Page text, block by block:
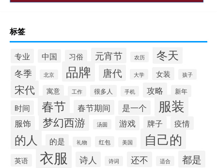
标签
专业 中国 习俗 元宵节 农历 冬天
冬季 北京 品牌 唐代 大学 女装 孩子
宋代 寓意 工作 很多人 手机 攻略 新年
时间 春节 春节期间 是一个 服装
服饰 梦幻西游 汤圆 游戏 牌子 疫情
的人 的是 礼物 红包 美国 自己的
英语 衣服 诗人 诗词 还不 适合 都是